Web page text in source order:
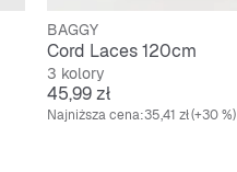
BAGGY
Cord Laces 120cm
3 kolory
Cena
45,99 zł
Najniższa cena:35,41 zł(+30 %)